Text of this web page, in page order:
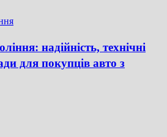
надійність, технічні
для покупців авто з